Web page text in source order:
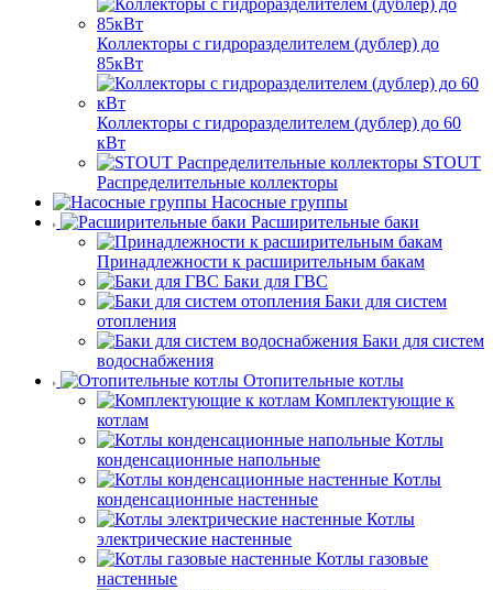
Коллекторы с гидроразделителем (дублер) до
85кВт
Коллекторы с гидроразделителем (дублер) до 60
кВт
STOUT
Распределительные коллекторы
Насосные группы
Расширительные баки
Принадлежности к расширительным бакам
Баки для ГВС
Баки для систем
отопления
Баки для систем
водоснабжения
Отопительные котлы
Комплектующие к
котлам
Котлы
конденсационные напольные
Котлы
конденсационные настенные
Котлы
электрические настенные
Котлы газовые
настенные